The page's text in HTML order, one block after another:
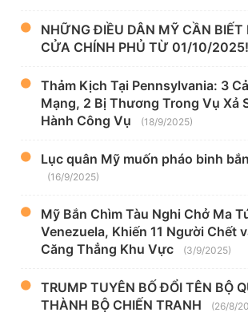
NHỮNG ĐIỀU DÂN MỸ CẦN BIẾT
CỬA CHÍNH PHỦ TỪ 01/10/2025!
Thảm Kịch Tại Pennsylvania: 3
Mạng, 2 Bị Thương Trong Vụ Xả
Hành Công Vụ
(18/9/2025)
Lục quân Mỹ muốn pháo binh
(16/9/2025)
Mỹ Bắn Chìm Tàu Nghi Chở Ma
Venezuela, Khiến 11 Người Chết
Căng Thẳng Khu Vực
(3/9/2025)
TRUMP TUYÊN BỐ ĐỔI TÊN BỘ
THÀNH BỘ CHIẾN TRANH
(26/8/